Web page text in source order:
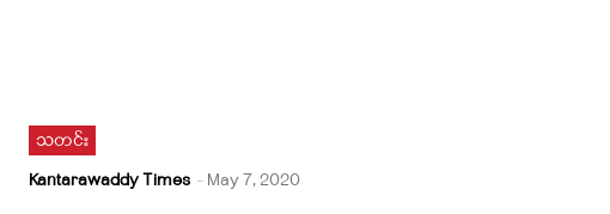
သတင်း
Kantarawaddy Times - May 7, 2020